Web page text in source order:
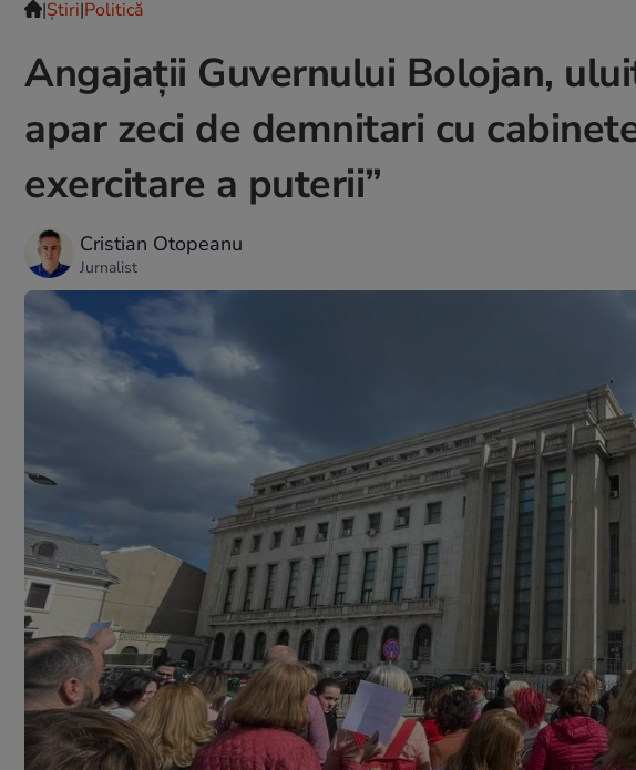
|Ştiri|Politică
Angajații Guvernului Bolojan,
apar zeci de demnitari cu
exercitare a puterii”
Cristian Otopeanu
Jurnalist